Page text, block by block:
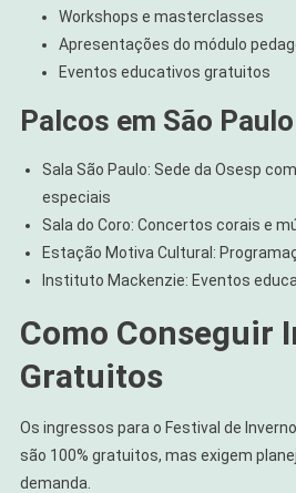
Workshops e masterclasses
Apresentações do módulo
Eventos educativos gratuitos
Palcos em São
Sala São Paulo: Sede da Osesp
especiais
Sala do Coro: Concertos corais e
Estação Motiva Cultural:
Instituto Mackenzie: Eventos
Como Conseguir
Gratuitos
Os ingressos para o Festival de
são 100% gratuitos, mas exigem
demanda.